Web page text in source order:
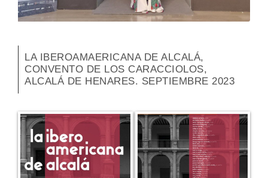
LA IBEROAMAERICANA DE ALCALÁ,
CONVENTO DE LOS CARACCIOLOS,
ALCALÁ DE HENARES. SEPTIEMBRE 2023